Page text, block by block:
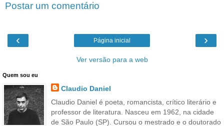
Postar um comentário
‹ ›
Página inicial
Ver versão para a web
Quem sou eu
Claudio Daniel
Claudio Daniel é poeta, romancista, crítico literário e
professor de literatura. Nasceu em 1962, na cidade
de São Paulo (SP). Cursou o mestrado e o doutorado